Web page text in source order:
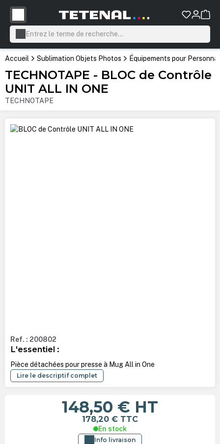
principal
Accueil Sublimation Objets Photos Équipements pour
TECHNOTAPE - BLOC de Contrôle
UNIT ALL IN ONE
TECHNOTAPE
Ignorer la galerie d'images
Ref. : 200802
L'essentiel :
Pièce détachées pour presse à Mug All in One
Lire le descriptif complet
148,50 € HT
178,20 € TTC
En stock
Info livraison